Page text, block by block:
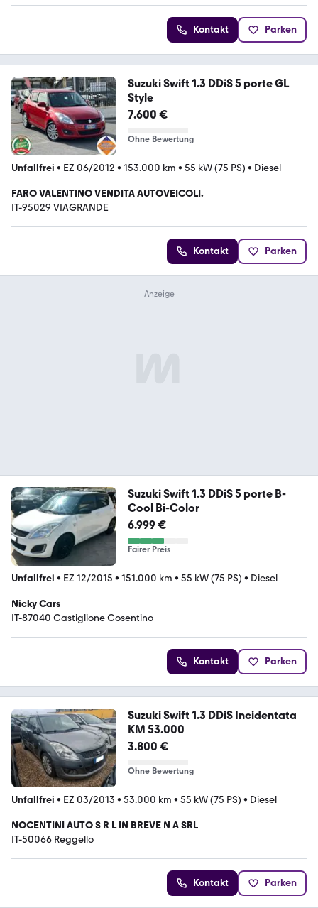
Kontakt Parken
Suzuki Swift 1.3 DDiS 5 porte GL
Style
7.600 €
Ohne Bewertung
Unfallfrei • EZ 06/2012 • 153.000 km • 55 kW (75 PS) • Diesel
FARO VALENTINO VENDITA AUTOVEICOLI.
IT-95029 VIAGRANDE
Kontakt Parken
Suzuki Swift 1.3 DDiS 5 porte B-
Cool Bi-Color
6.999 €
Fairer Preis
Unfallfrei • EZ 12/2015 • 151.000 km • 55 kW (75 PS) • Diesel
Nicky Cars
IT-87040 Castiglione Cosentino
Kontakt Parken
Suzuki Swift 1.3 DDiS Incidentata
KM 53.000
3.800 €
Ohne Bewertung
Unfallfrei • EZ 03/2013 • 53.000 km • 55 kW (75 PS) • Diesel
NOCENTINI AUTO S R L IN BREVE N A SRL
IT-50066 Reggello
Kontakt Parken